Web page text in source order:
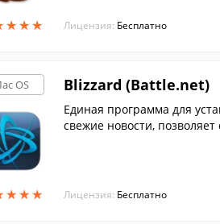
★★★
★★★ Лицензия: Бесплатно
OS
★★★
★★★
Blizzard (Battle.net)
Единая программа для
свежие новости,
Лицензия: Бесплатно